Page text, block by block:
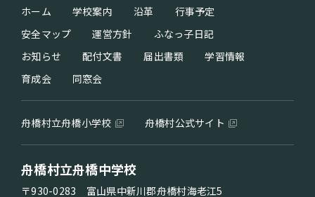
ホーム 学校案内 沿革
行事予定
安全マップ
運営方針
ふなっ子日記
お知らせ
配付文書 届出書類
学習情報
育成会
同窓会
舟橋村立舟橋小学校 舟橋村公式サイト
舟橋村立舟橋中学校
〒930-0283 富山県中新川郡舟橋村海老江5